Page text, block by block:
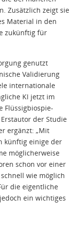
Zusätzlich zeigt sie
Material in den
zukünftig für
genutzt
Validierung
internationale
KI jetzt im
Flüssigbiospie-
Erstautor der Studie
ergänzt: „Mit
künftig einige der
möglicherweise
schon vor einer
wie möglich
die eigentliche
ein wichtiges